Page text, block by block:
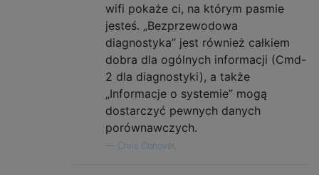
wifi pokaże ci, na którym pasmie
jesteś. „Bezprzewodowa
diagnostyka” jest również całkiem
dobra dla ogólnych informacji (Cmd-
2 dla diagnostyki), a także
„Informacje o systemie” mogą
dostarczyć pewnych danych
porównawczych.
Chris Conover,